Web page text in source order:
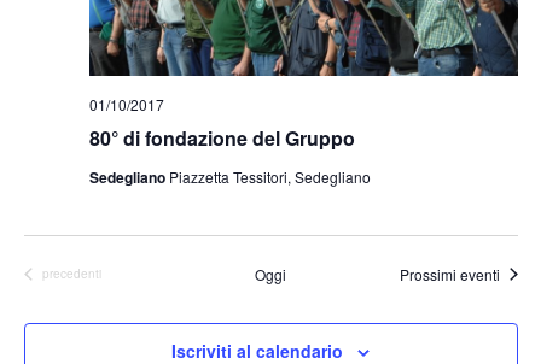
80° di fondazione del Gruppo
01/10/2017
Sedegliano Piazzetta Tessitori, Sedegliano
Eventi
precedenti Oggi Prossimi eventi
Iscriviti al calendario